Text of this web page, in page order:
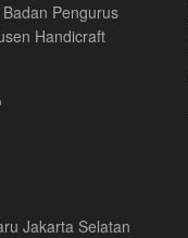
Pengurus
Handicraft
Jakarta Selatan